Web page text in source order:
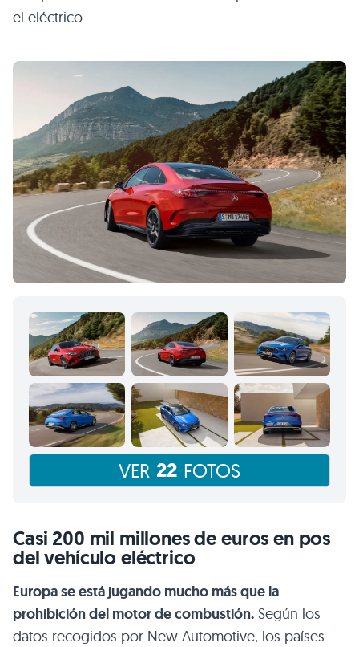
el eléctrico.
VER 22 FOTOS
Casi 200 mil millones de euros en pos
del vehículo eléctrico
Europa se está jugando mucho más que la
prohibición del motor de combustión. Según los
datos recogidos por New Automotive, los países